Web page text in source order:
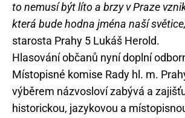
to nemusí být líto a brzy v Praze
která bude hodna jména naší
starosta Prahy 5 Lukáš Herold.
Hlasování občanů nyní doplní
Místopisné komise Rady hl. m.
výběrem názvosloví zabývá a
historickou, jazykovou a